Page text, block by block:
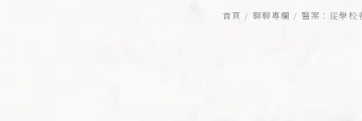
首頁 聊聊專欄 醫案：從學校